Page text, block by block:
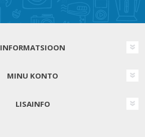
INFORMATSIOON
MINU KONTO
LISAINFO